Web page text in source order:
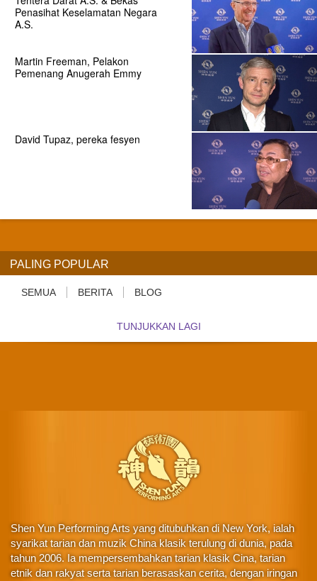
Penasihat Keselamatan Negara
A.S.
Martin Freeman, Pelakon
Pemenang Anugerah Emmy
David Tupaz, pereka fesyen
PALING POPULAR
SEMUA BERITA BLOG
TUNJUKKAN LAGI
Shen Yun Performing Arts yang ditubuhkan di New York, ialah
syarikat tarian dan muzik China klasik terulung di dunia, pada
tahun 2006. Ia mempersembahkan tarian klasik Cina, tarian
etnik dan rakyat serta tarian berasaskan cerita, dengan iringan